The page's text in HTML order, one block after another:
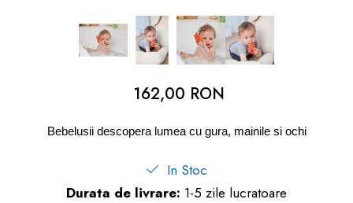
Produse îngrijire copii
162,00 RON
Bebelusii descopera lumea cu gura, mainile si ochi
In Stoc
Durata de livrare: 1-5 zile lucratoare